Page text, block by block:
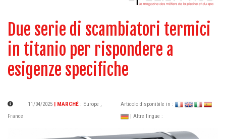
Due serie di scambiatori termici
in titanio per rispondere a
esigenze specifiche
11/04/2025 | MARCHÉ : Europe ,
France
Articolo disponibile in :
| Altre lingue :